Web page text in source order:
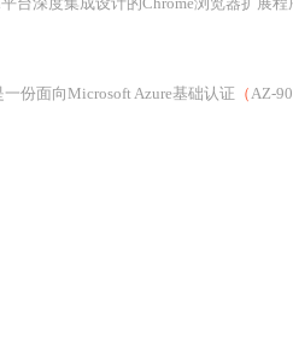
份面向Microsoft Azure基础认证 （AZ-